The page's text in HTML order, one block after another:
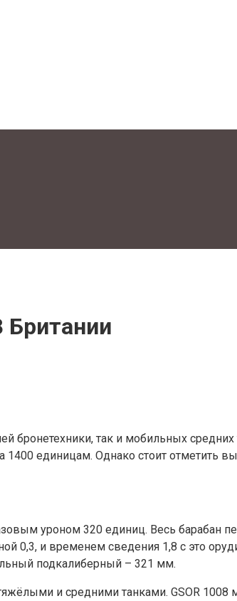
Британии
бронетехники, так и мобильных
1400 единицам. Однако стоит
уроном 320 единиц. Весь барабан
0,3, и временем сведения 1,8 с это
подкалиберный – 321 мм.
и средними танками. GSOR 1008